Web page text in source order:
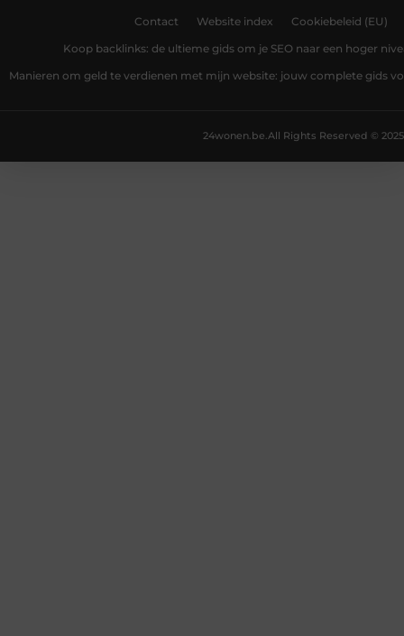
Contact Website index Cookiebeleid (EU)
Koop backlinks: de ultieme gids om je SEO naar een hoger
Manieren om geld te verdienen met mijn website: jouw complete gids
All Rights Reserved © 2025
24wonen.be.